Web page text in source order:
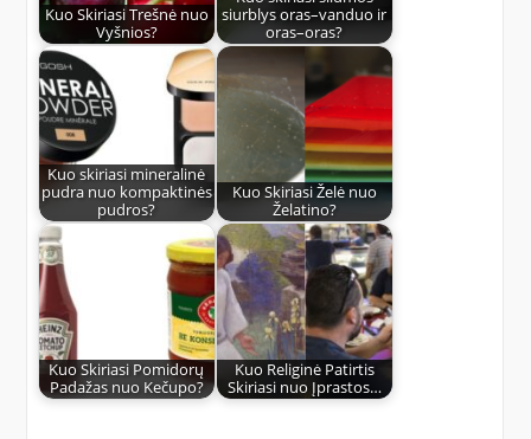
Kuo Skiriasi Trešnė nuo
Vyšnios?
siurblys oras–vanduo ir
oras–oras?
Kuo skiriasi mineralinė
pudra nuo kompaktinės
pudros?
Kuo Skiriasi Želė nuo
Želatino?
Kuo Skiriasi Pomidorų
Padažas nuo Kečupo?
Kuo Religinė Patirtis
Skiriasi nuo Įprastos…